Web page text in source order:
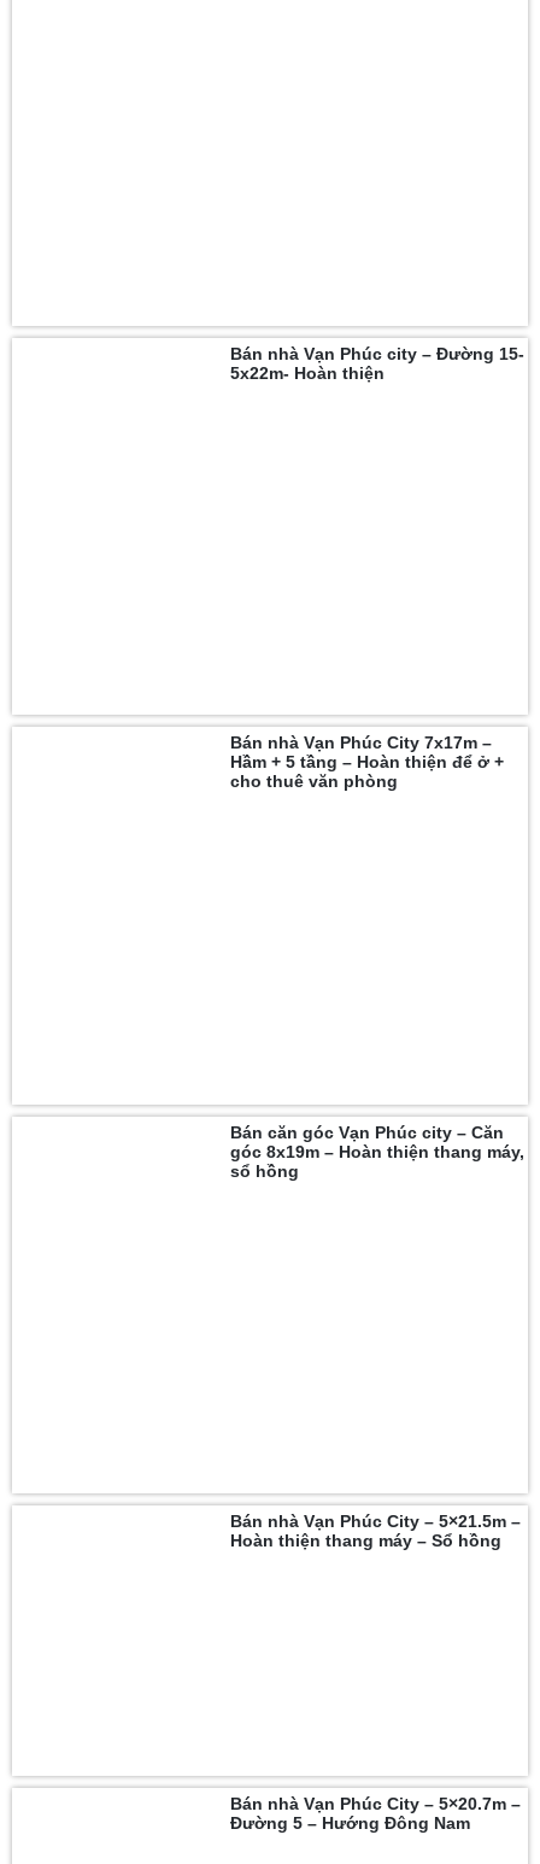
Bán nhà Vạn Phúc city – Đường 15-
5x22m- Hoàn thiện
Bán nhà Vạn Phúc City 7x17m –
Hầm + 5 tầng – Hoàn thiện để ở +
cho thuê văn phòng
Bán căn góc Vạn Phúc city – Căn
góc 8x19m – Hoàn thiện thang máy,
sổ hồng
Bán nhà Vạn Phúc City – 5×21.5m –
Hoàn thiện thang máy – Sổ hồng
Bán nhà Vạn Phúc City – 5×20.7m –
Đường 5 – Hướng Đông Nam